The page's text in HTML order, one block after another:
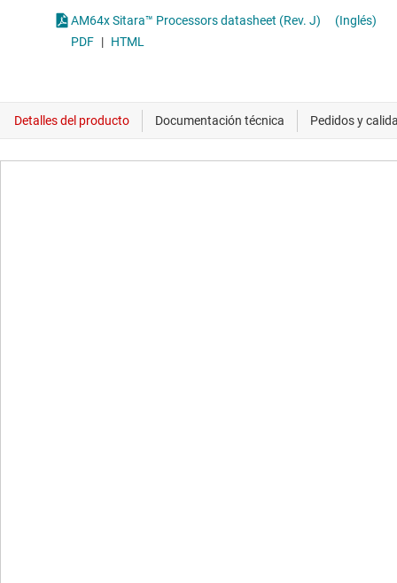
AM64x Sitara™ Processors datasheet (Rev. J)
(Inglés)
PDF | HTML